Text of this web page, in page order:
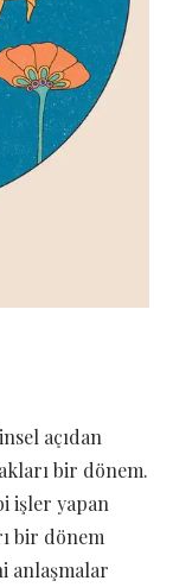
açıdan
bir dönem.
işler yapan
bir dönem
anlaşmalar